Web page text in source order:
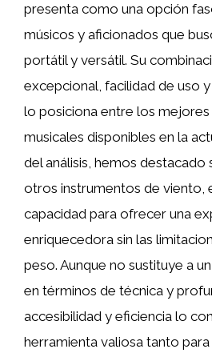
presenta como una opción
músicos y aficionados que
portátil y versátil. Su
excepcional, facilidad de uso
lo posiciona entre los
musicales disponibles en la
del análisis, hemos destacado
otros instrumentos de viento,
capacidad para ofrecer una
enriquecedora sin las
peso. Aunque no sustituye a
en términos de técnica y
accesibilidad y eficiencia lo
herramienta valiosa tanto